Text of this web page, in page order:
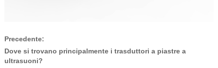
Precedente:
Dove si trovano principalmente i trasduttori a piastre a
ultrasuoni?